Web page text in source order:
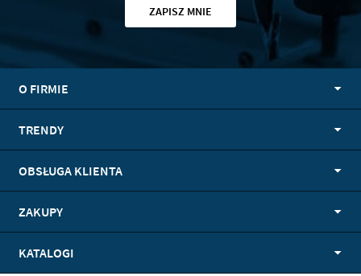
ZAPISZ MNIE
O FIRMIE
TRENDY
OBSŁUGA KLIENTA
ZAKUPY
KATALOGI